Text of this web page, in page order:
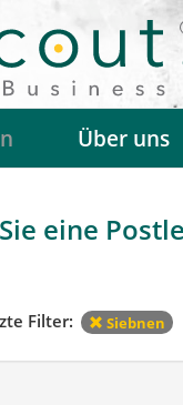
Über uns
eine
Filter: Siebnen